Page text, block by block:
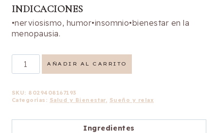
INDICACIONES
•nerviosismo, humor•insomnio•bienestar en la
menopausia.
Melatonina
Complex
AÑADIR AL CARRITO
SKU: 8029408167193
Categorías: Salud y Bienestar, Sueño y relax
Ingredientes